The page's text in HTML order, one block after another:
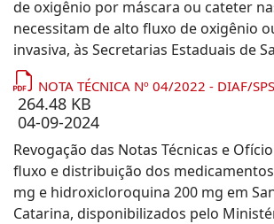
de oxigênio por máscara ou cateter
necessitam de alto fluxo de oxigênio
invasiva, às Secretarias Estaduais de
NOTA TÉCNICA Nº 04/2022 - DIAF/
264.48 KB
04-09-2024
Revogação das Notas Técnicas e
fluxo e distribuição dos
mg e hidroxicloroquina 200 mg em
Catarina, disponibilizados pelo